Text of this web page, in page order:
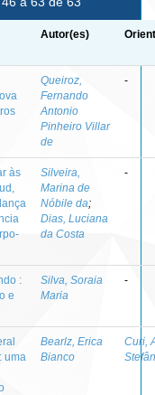
Autor(es)
Queiroz,
Fernando
Antonio
Pinheiro Villar
de
-
às
Silveira,
Marina de
Nóbile da;
Dias, Luciana
da Costa
-
:
e
Silva, Soraia
Maria
-
uma
Bearlz, Erica
Bianco
Curi,